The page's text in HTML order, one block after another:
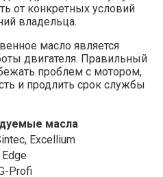
от конкретных условий
владельца.
масло является
двигателя. Правильный
проблем с мотором,
и продлить срок службы
масла
Excellium
Profi